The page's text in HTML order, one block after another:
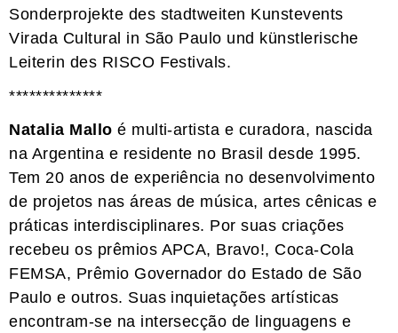
Sonderprojekte des stadtweiten Kunstevents
Virada Cultural in São Paulo und künstlerische
Leiterin des RISCO Festivals.
**************
Natalia Mallo é multi-artista e curadora, nascida
na Argentina e residente no Brasil desde 1995.
Tem 20 anos de experiência no desenvolvimento
de projetos nas áreas de música, artes cênicas e
práticas interdisciplinares. Por suas criações
recebeu os prêmios APCA, Bravo!, Coca-Cola
FEMSA, Prêmio Governador do Estado de São
Paulo e outros. Suas inquietações artísticas
encontram-se na intersecção de linguagens e